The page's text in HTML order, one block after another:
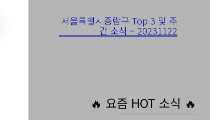
서울특별시중랑구 Top 3 및 주
간 소식 – 20231122
🔥 요즘 HOT 소식 🔥